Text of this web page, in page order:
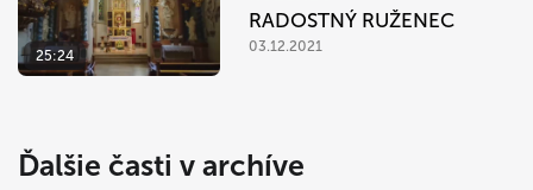
25:24
RADOSTNÝ RUŽENEC
03.12.2021
Ďalšie časti v archíve